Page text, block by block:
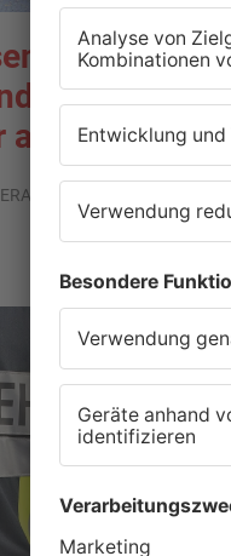
abgeholt